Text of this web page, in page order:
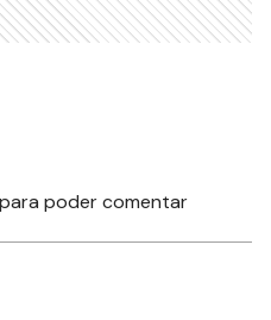
para poder comentar